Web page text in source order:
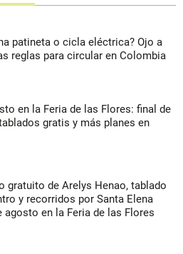
patineta o cicla eléctrica? Ojo a
reglas para circular en Colombia
en la Feria de las Flores: final de
gratis y más planes en
gratuito de Arelys Henao, tablado
y recorridos por Santa Elena
agosto en la Feria de las Flores